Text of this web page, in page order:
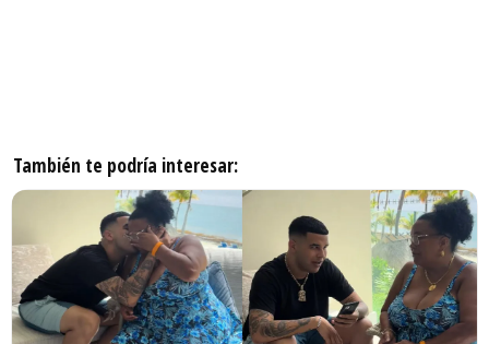
También te podría interesar: